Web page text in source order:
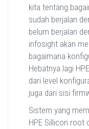
kita tentang
sudah berjalan
belum berjalan
infosight akan
bagaimana
Hebatnya lagi
dari level
juga dari sisi
Sistem yang
HPE Sillicon root